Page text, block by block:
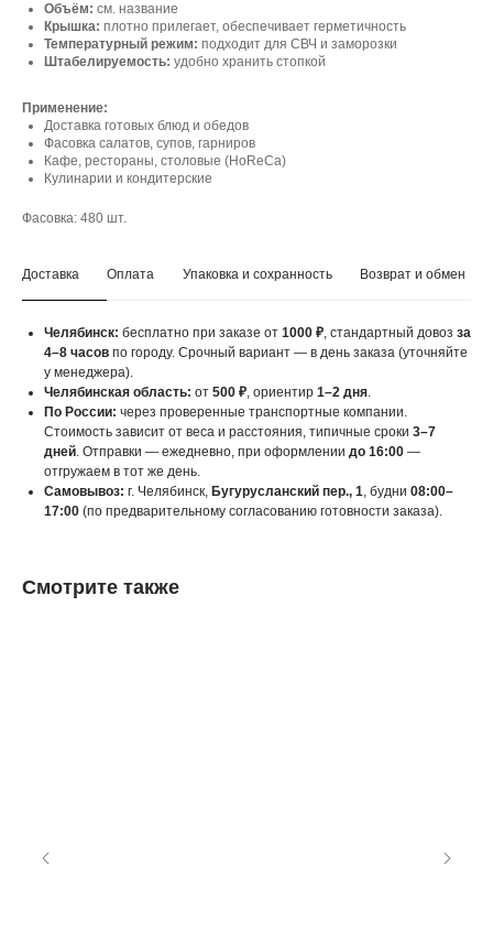
Объём: см. название
Крышка: плотно прилегает, обеспечивает герметичность
Температурный режим: подходит для СВЧ и заморозки
Штабелируемость: удобно хранить стопкой
Применение:
Доставка готовых блюд и обедов
Фасовка салатов, супов, гарниров
Кафе, рестораны, столовые (HoReCa)
Кулинарии и кондитерские
Фасовка: 480 шт.
Доставка Оплата Упаковка и сохранность Возврат и обмен
Челябинск: бесплатно при заказе от 1000 ₽, стандартный довоз за
4–8 часов по городу. Срочный вариант — в день заказа (уточняйте
у менеджера).
Челябинская область: от 500 ₽, ориентир 1–2 дня.
По России: через проверенные транспортные компании.
Стоимость зависит от веса и расстояния, типичные сроки 3–7
дней. Отправки — ежедневно, при оформлении до 16:00 —
отгружаем в тот же день.
Самовывоз: г. Челябинск, Бугурусланский пер., 1, будни 08:00–
17:00 (по предварительному согласованию готовности заказа).
Смотрите также